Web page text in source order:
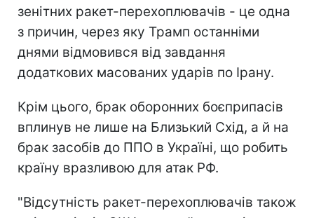
зенітних ракет-перехоплювачів - це одна
з причин, через яку Трамп останніми
днями відмовився від завдання
додаткових масованих ударів по Ірану.
Крім цього, брак оборонних боєприпасів
вплинув не лише на Близький Схід, а й на
брак засобів до ППО в Україні, що робить
країну вразливою для атак РФ.
"Відсутність ракет-перехоплювачів також